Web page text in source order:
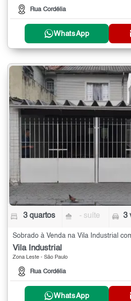
Rua Cordélia
WhatsApp
3 quartos - suíte 3
Sobrado à Venda na Vila Industrial
Vila Industrial
Zona Leste - São Paulo
Rua Cordélia
WhatsApp